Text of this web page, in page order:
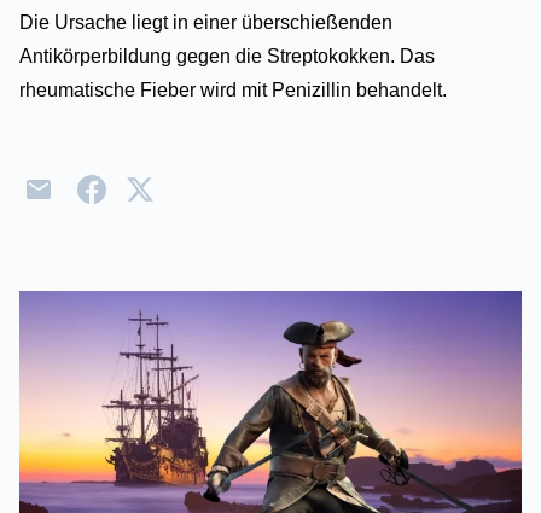
Die Ursache liegt in einer überschießenden
Antikörperbildung gegen die Streptokokken. Das
rheumatische Fieber wird mit Penizillin behandelt.